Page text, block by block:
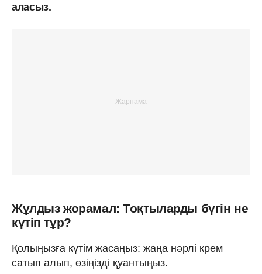
аласыз.
Жұлдыз жорамал: Тоқтыларды бүгін не
күтіп тұр?
Қолыңызға күтім жасаңыз: жаңа нәрлі крем
сатып алып, өзіңізді қуантыңыз.